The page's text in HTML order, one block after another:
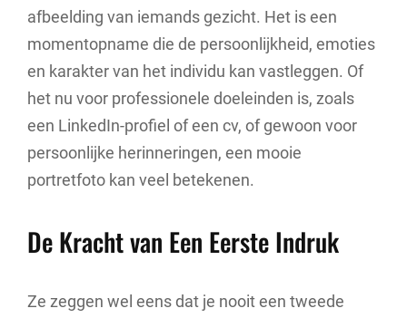
afbeelding van iemands gezicht. Het is een
momentopname die de persoonlijkheid, emoties
en karakter van het individu kan vastleggen. Of
het nu voor professionele doeleinden is, zoals
een LinkedIn-profiel of een cv, of gewoon voor
persoonlijke herinneringen, een mooie
portretfoto kan veel betekenen.
De Kracht van Een Eerste Indruk
Ze zeggen wel eens dat je nooit een tweede